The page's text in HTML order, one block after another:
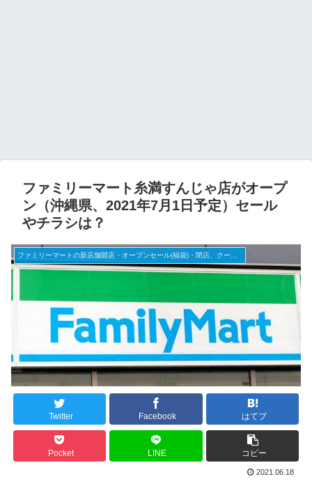
ファミリーマート糸満すんじゃ店がオープ
ン（沖縄県、2021年7月1日予定）セール
やチラシは？
Twitter Facebook はてブ
Pocket LINE コピー
2021.06.18